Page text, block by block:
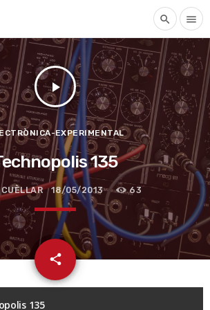
search menu
play_arrow
EXPERIMENTAL
135
18/05/2013 63
share
email
135